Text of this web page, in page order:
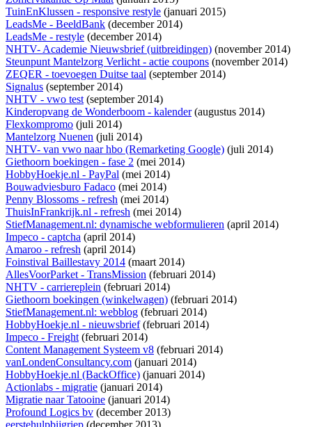
TuinEnKlussen - responsive restyle (januari 2015)
LeadsMe - BeeldBank (december 2014)
LeadsMe - restyle (december 2014)
NHTV- Academie Nieuwsbrief (uitbreidingen) (november 2014)
Steunpunt Mantelzorg Verlicht - actie coupons (november 2014)
ZEQER - toevoegen Duitse taal (september 2014)
Signalus (september 2014)
NHTV - vwo test(september 2014)
Kinderopvang de Wonderboom - kalender(augustus 2014)
Flexkompromo (juli 2014)
Mantelzorg Nuenen (juli 2014)
NHTV- van vwo naar hbo (Remarketing Google) (juli 2014)
Giethoorn boekingen - fase 2 (mei 2014)
HobbyHoekje.nl - PayPal (mei 2014)
Bouwadviesburo Fadaco (mei 2014)
Penny Blossoms - refresh (mei 2014)
ThuisInFrankrijk.nl - refresh (mei 2014)
StiefManagement.nl: dynamische webformulieren (april 2014)
Impeco - captcha (april 2014)
Amaroo - refresh (april 2014)
Foinstival Baillestavy 2014 (maart 2014)
AllesVoorParket - TransMission (februari 2014)
NHTV - carriereplein (februari 2014)
Giethoorn boekingen (winkelwagen) (februari 2014)
StiefManagement.nl: webblog (februari 2014)
HobbyHoekje.nl - nieuwsbrief(februari 2014)
Impeco - Freight(februari 2014)
Content Management Systeem v8 (februari 2014)
vanLondenConsultancy.com (januari 2014)
HobbyHoekje.nl (BackOffice) (januari 2014)
Actionlabs - migratie (januari 2014)
Migratie naar Tatooine (januari 2014)
Profound Logics bv (december 2013)